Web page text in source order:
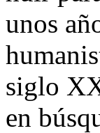
unos
siglo
en